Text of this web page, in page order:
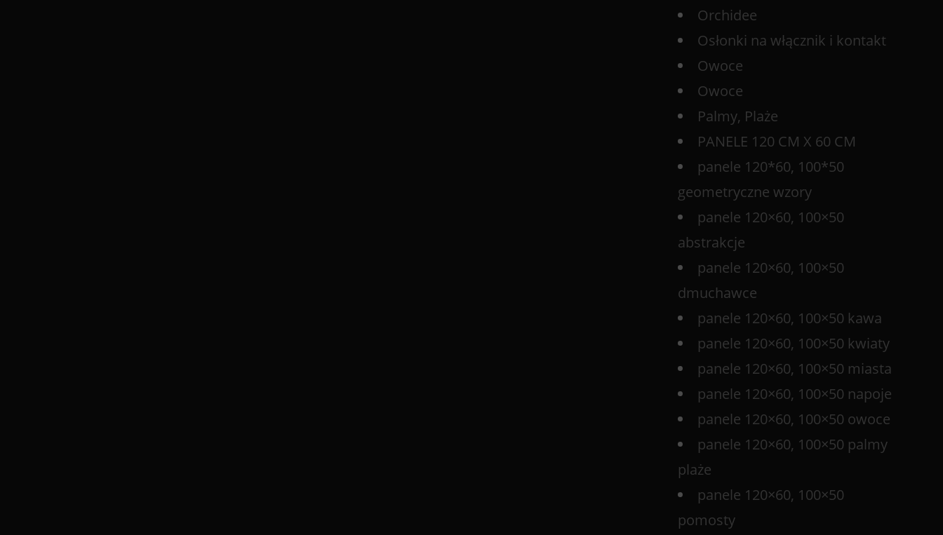
Orchidee
Osłonki na włącznik i kontakt
Owoce
Owoce
Palmy, Plaże
PANELE 120 CM X 60 CM
panele 120*60, 100*50
geometryczne wzory
panele 120×60, 100×50
abstrakcje
panele 120×60, 100×50
dmuchawce
panele 120×60, 100×50 kawa
panele 120×60, 100×50 kwiaty
panele 120×60, 100×50 miasta
panele 120×60, 100×50 napoje
panele 120×60, 100×50 owoce
panele 120×60, 100×50 palmy
plaże
panele 120×60, 100×50
pomosty